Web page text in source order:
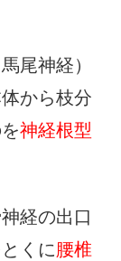
尾神経）
から枝分
神経根型
経の出口
くに腰椎